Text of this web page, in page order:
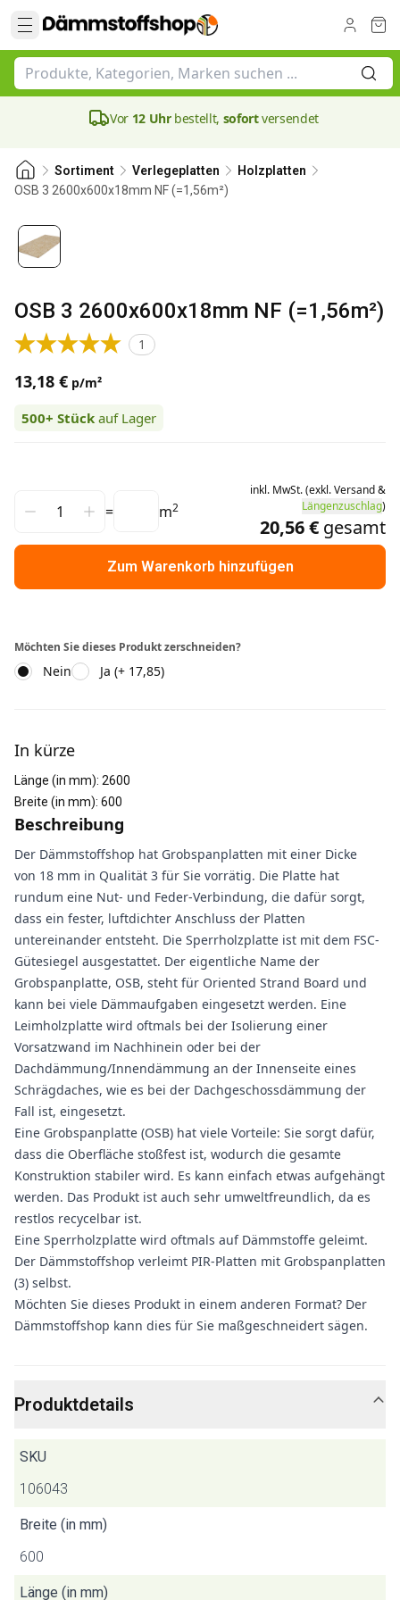
Vor 12 Uhrbestellt, sofortversendet
Sortiment Verlegeplatten
Holzplatten
OSB 3 2600x600x18mm NF (=1,56m²)
OSB 3 2600x600x18mm NF (=1,56m²)
1
13,18 € p/m²
500+ Stück auf Lager
= m2
inkl. MwSt.(exkl.Versand&
Längenzuschlag)
20,56 € gesamt
Zum Warenkorb hinzufügen
Möchten Sie dieses Produkt zerschneiden?
Nein Ja (+ 17,85)
In kürze
Länge (in mm): 2600
Breite (in mm): 600
Beschreibung
Der Dämmstoffshop hat Grobspanplatten mit einer Dicke
von 18 mm in Qualität 3 für Sie vorrätig. Die Platte hat
rundum eine Nut- und Feder-Verbindung, die dafür sorgt,
dass ein fester, luftdichter Anschluss der Platten
untereinander entsteht. Die Sperrholzplatte ist mit dem FSC-
Gütesiegel ausgestattet. Der eigentliche Name der
Grobspanplatte, OSB, steht für Oriented Strand Board und
kann bei viele Dämmaufgaben eingesetzt werden. Eine
Leimholzplatte wird oftmals bei der Isolierung einer
Vorsatzwand im Nachhinein oder bei der
Dachdämmung/Innendämmung an der Innenseite eines
Schrägdaches, wie es bei der Dachgeschossdämmung der
Fall ist, eingesetzt.
Eine Grobspanplatte (OSB) hat viele Vorteile: Sie sorgt dafür,
dass die Oberfläche stoßfest ist, wodurch die gesamte
Konstruktion stabiler wird. Es kann einfach etwas aufgehängt
werden. Das Produkt ist auch sehr umweltfreundlich, da es
restlos recycelbar ist.
Eine Sperrholzplatte wird oftmals auf Dämmstoffe geleimt.
Der Dämmstoffshop verleimt PIR-Platten mit Grobspanplatten
(3) selbst.
Möchten Sie dieses Produkt in einem anderen Format? Der
Dämmstoffshop kann dies für Sie maßgeschneidert sägen.
Produktdetails
SKU
106043
Breite (in mm)
600
Länge (in mm)